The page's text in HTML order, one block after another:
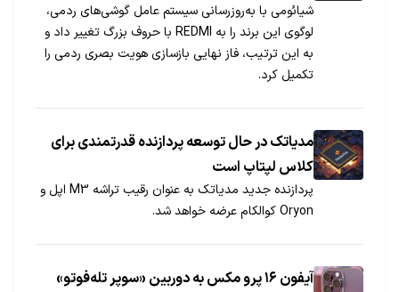
شیائومی با به‌روزرسانی سیستم عامل گوشی‌های ردمی،
لوگوی این برند را به REDMI با حروف بزرگ تغییر داد و
به این ترتیب، فاز نهایی بازسازی هویت بصری ردمی را
تکمیل کرد.
مدیاتک در حال توسعه پردازنده قدرتمندی برای
کلاس لپتاپ است
پردازنده جدید مدیاتک به عنوان رقیب تراشه M3 اپل و
Oryon کوالکام عرضه خواهد شد.
آیفون ۱۶ پرو مکس به دوربین «سوپر تله‌فوتو»